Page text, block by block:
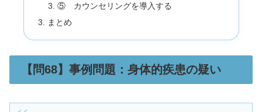
⑤ カウンセリングを導入する
まとめ
【問68】事例問題：身体的疾患の疑い